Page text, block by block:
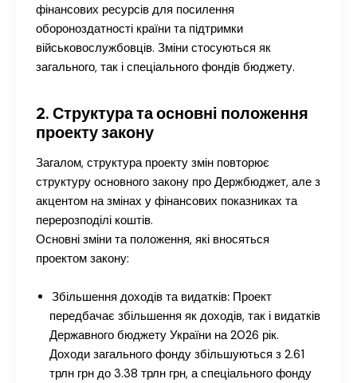
фінансових ресурсів для посилення
обороноздатності країни та підтримки
військовослужбовців. Зміни стосуються як
загального, так і спеціального фондів бюджету.
2. Структура та основні положення
проекту закону
Загалом, структура проекту змін повторює
структуру основного закону про Держбюджет, але з
акцентом на змінах у фінансових показниках та
перерозподілі коштів.
Основні зміни та положення, які вносяться
проектом закону:
Збільшення доходів та видатків: Проект
передбачає збільшення як доходів, так і видатків
Державного бюджету України на 2026 рік.
Доходи загального фонду збільшуються з 2.61
трлн грн до 3.38 трлн грн, а спеціального фонду